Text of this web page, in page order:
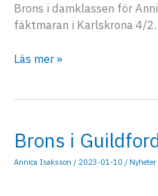
Brons i damklassen för
fäktmaran i Karlskrona 4/2.
Brons
Läs mer »
Brons i
Annica Isaksson / 2023-01-10 / Nyheter